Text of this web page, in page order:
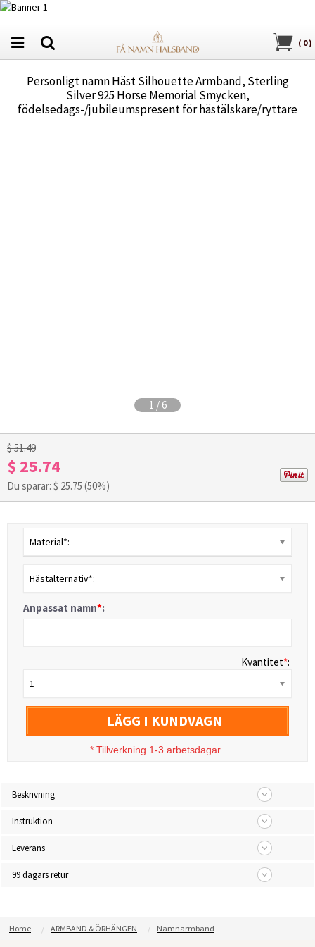
( 0)
Personligt namn Häst Silhouette Armband, Sterling
Silver 925 Horse Memorial Smycken,
födelsedags-/jubileumspresent för hästälskare/ryttare
1 / 6
$ 51.49
$ 25.74
Du sparar: $ 25.75 (50%)
Material*:
Hästalternativ*:
Anpassat namn*:
Kvantitet*:
1
LÄGG I KUNDVAGN
* Tillverkning 1-3 arbetsdagar..
Beskrivning
Instruktion
Leverans
99 dagars retur
Home ARMBAND & ÖRHÄNGEN Namnarmband